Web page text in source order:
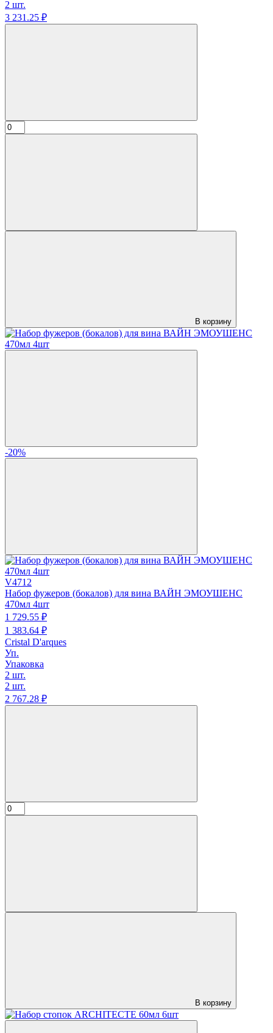
2 шт.
3 231.25 ₽
В корзину
-20%
V4712
Набор фужеров (бокалов) для вина ВАЙН ЭМОУШЕНС
470мл 4шт
1 729.55 ₽
1 383.64 ₽
Cristal D'arques
Уп.
Упаковка
2 шт.
2 шт.
2 767.28 ₽
В корзину